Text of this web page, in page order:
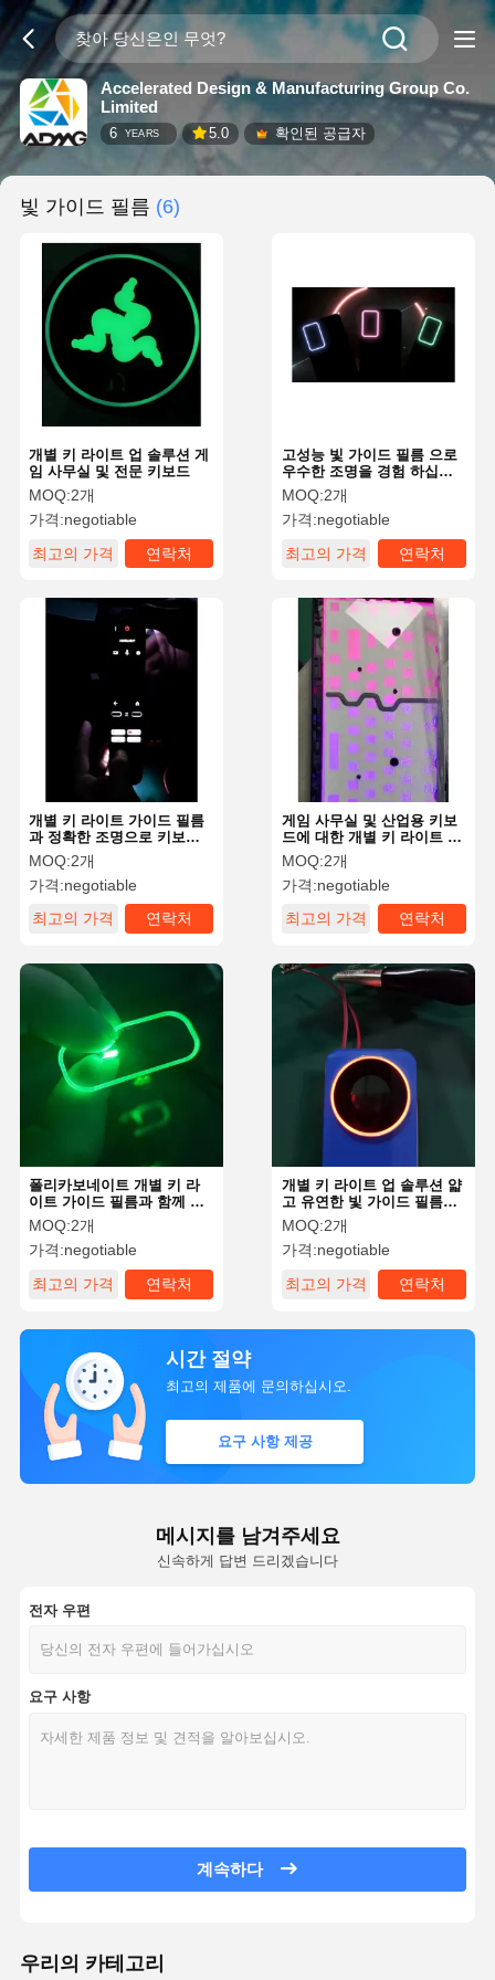
Accelerated Design & Manufacturing Group Co.
Limited
6 YEARS 5.0 확인된 공급자
빛 가이드 필름 (6)
개별 키 라이트 업 솔루션 게
임 사무실 및 전문 키보드
MOQ:2개
가격:negotiable
최고의 가격
연락처
고성능 빛 가이드 필름 으로
우수한 조명을 경험 하십시
오
MOQ:2개
가격:negotiable
최고의 가격
연락처
개별 키 라이트 가이드 필름
과 정확한 조명으로 키보드
를 변환
MOQ:2개
가격:negotiable
최고의 가격
연락처
게임 사무실 및 산업용 키보
드에 대한 개별 키 라이트 업
솔루션
MOQ:2개
가격:negotiable
최고의 가격
연락처
폴리카보네이트 개별 키 라
이트 가이드 필름과 함께 해
소
MOQ:2개
가격:negotiable
최고의 가격
연락처
개별 키 라이트 업 솔루션 얇
고 유연한 빛 가이드 필름으
로 타이핑을 업그레이드
MOQ:2개
가격:negotiable
최고의 가격
연락처
시간 절약
최고의 제품에 문의하십시오.
요구 사항 제공
메시지를 남겨주세요
신속하게 답변 드리겠습니다
전자 우편
요구 사항
계속하다
우리의 카테고리